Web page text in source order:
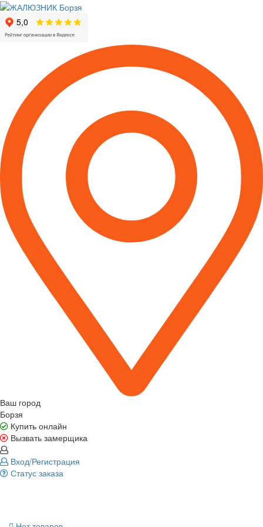
Ваш город
Борзя
Купить онлайн
Вызвать замерщика
Вход/Регистрация
Статус заказа